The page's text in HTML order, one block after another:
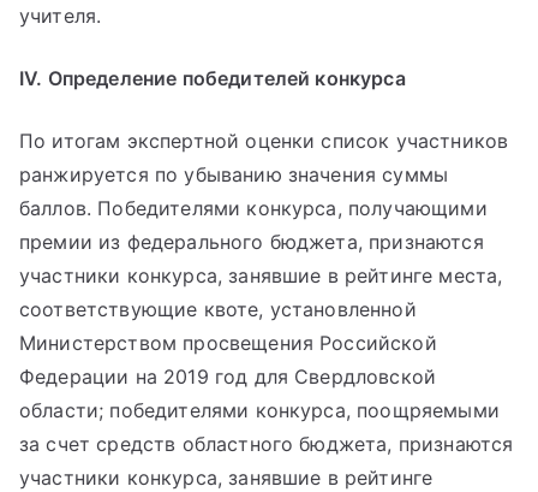
учителя.
IV. Определение победителей конкурса
По итогам экспертной оценки список участников
ранжируется по убыванию значения суммы
баллов. Победителями конкурса, получающими
премии из федерального бюджета, признаются
участники конкурса, занявшие в рейтинге места,
соответствующие квоте, установленной
Министерством просвещения Российской
Федерации на 2019 год для Свердловской
области; победителями конкурса, поощряемыми
за счет средств областного бюджета, признаются
участники конкурса, занявшие в рейтинге